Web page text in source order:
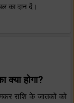
का दान दें।
होगा?
राशि के जातकों को